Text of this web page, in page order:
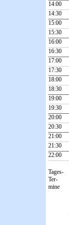
14:00
14:30
15:00
15:30
16:00
16:30
17:00
17:30
18:00
18:30
19:00
19:30
20:00
20:30
21:00
21:30
22:00
Tages-
Ter-
mine